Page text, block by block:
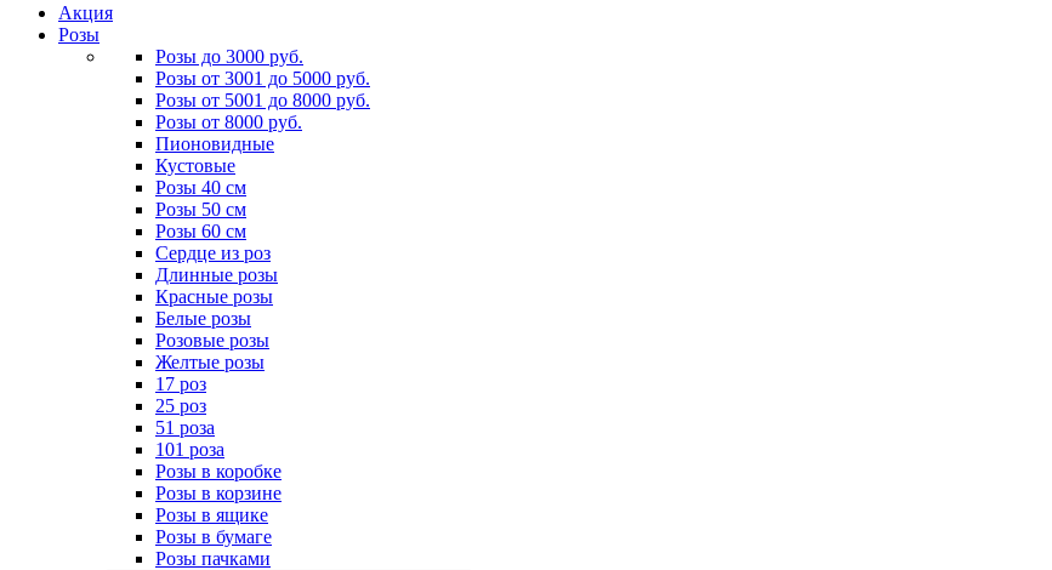
Акция
Розы
Розы до 3000 руб.
Розы от 3001 до 5000 руб.
Розы от 5001 до 8000 руб.
Розы от 8000 руб.
Пионовидные
Кустовые
Розы 40 см
Розы 50 см
Розы 60 см
Сердце из роз
Длинные розы
Красные розы
Белые розы
Розовые розы
Желтые розы
17 роз
25 роз
51 роза
101 роза
Розы в коробке
Розы в корзине
Розы в ящике
Розы в бумаге
Розы пачками